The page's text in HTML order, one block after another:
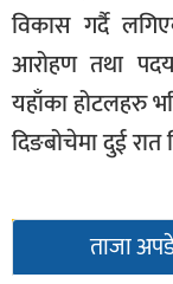
विकास गर्दै
आरोहण तथा
यहाँका होटलहरु
दिङबोचेमा दुई रात
ताजा